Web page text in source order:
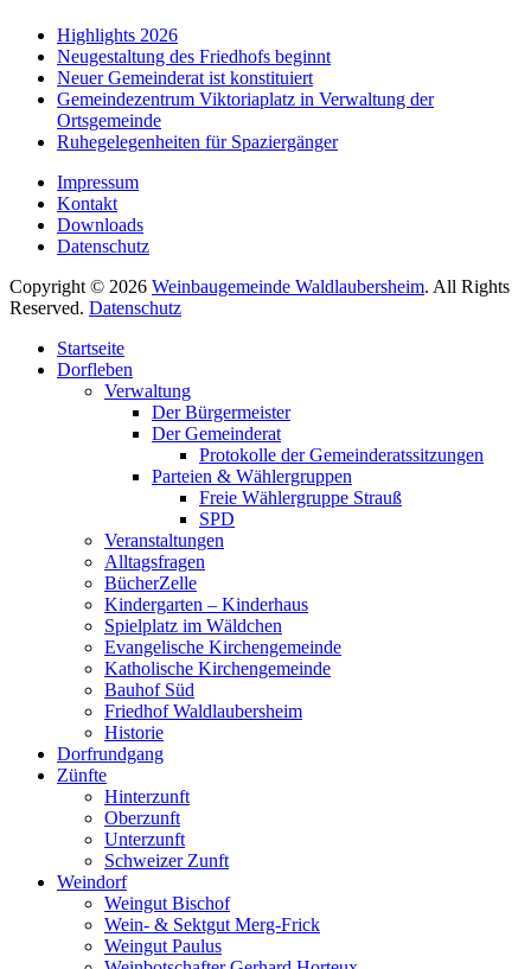
Highlights 2026
Neugestaltung des Friedhofs beginnt
Neuer Gemeinderat ist konstituiert
Gemeindezentrum Viktoriaplatz in Verwaltung der
Ortsgemeinde
Ruhegelegenheiten für Spaziergänger
Impressum
Kontakt
Downloads
Datenschutz
Copyright © 2026 Weinbaugemeinde Waldlaubersheim. All Rights
Reserved. Datenschutz
oben
scrollen
Startseite
Dorfleben
Verwaltung
Der Bürgermeister
Der Gemeinderat
Protokolle der Gemeinderatssitzungen
Parteien & Wählergruppen
Freie Wählergruppe Strauß
SPD
Veranstaltungen
Alltagsfragen
BücherZelle
Kindergarten – Kinderhaus
Spielplatz im Wäldchen
Evangelische Kirchengemeinde
Katholische Kirchengemeinde
Bauhof Süd
Friedhof Waldlaubersheim
Historie
Dorfrundgang
Zünfte
Hinterzunft
Oberzunft
Unterzunft
Schweizer Zunft
Weindorf
Weingut Bischof
Wein- & Sektgut Merg-Frick
Weingut Paulus